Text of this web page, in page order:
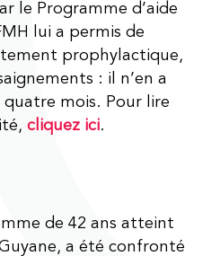
le Programme d’aide
lui a permis de
prophylactique,
: il n’en a
mois. Pour lire
cliquez ici.
de 42 ans atteint
a été confronté